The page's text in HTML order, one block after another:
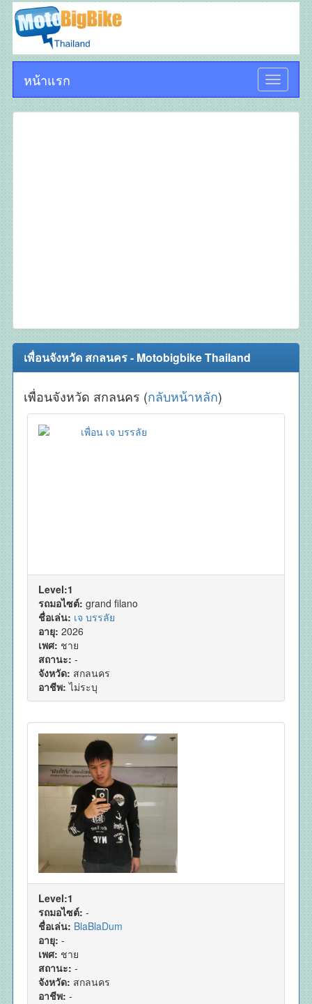
Toggle
หน้าแรก
เพื่อนจังหวัด สกลนคร - Motobigbike Thailand
เพื่อนจังหวัด สกลนคร (กลับหน้าหลัก)
Level:1
รถมอไซต์: grand filano
ชื่อเล่น: เจ บรรลัย
อายุ: 2026
เพศ: ชาย
สถานะ: -
จังหวัด: สกลนคร
อาชีพ: ไม่ระบุ
Level:1
รถมอไซต์: -
ชื่อเล่น: BlaBlaDum
อายุ: -
เพศ: ชาย
สถานะ: -
จังหวัด: สกลนคร
อาชีพ: -